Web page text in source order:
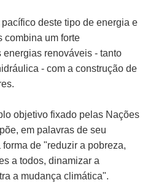
deste tipo de energia e
combina um forte
renováveis - tanto
- com a construção de
objetivo fixado pelas Nações
em palavras de seu
de "reduzir a pobreza,
a todos, dinamizar a
a mudança climática".